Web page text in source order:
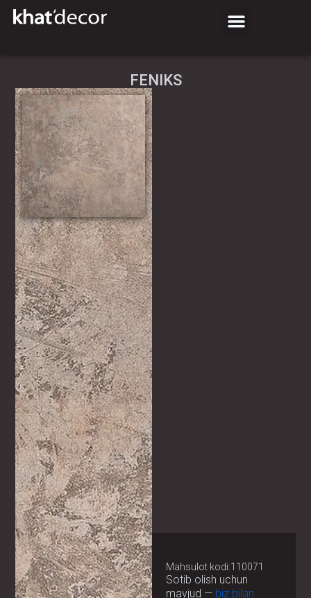
FENIKS
Mahsulot kodi:110071
Sotib olish uchun
mavjud — biz bilan